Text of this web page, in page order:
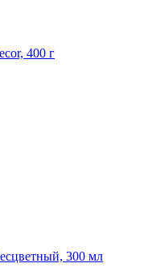
400 г
300 мл